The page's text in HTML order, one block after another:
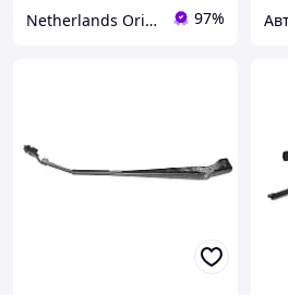
Netherlands Original Parts 97%